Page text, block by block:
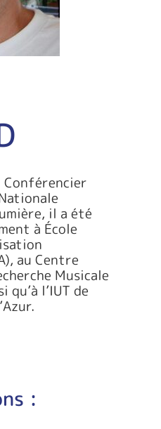
il a été
à École
au Centre
Musicale
qu’à l’IUT de
: